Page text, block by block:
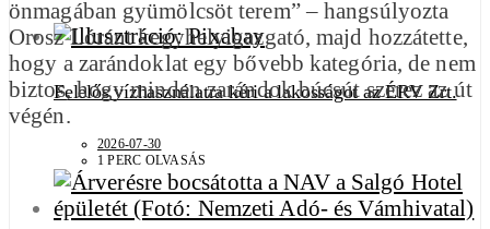
Felelős vízhasználatra kéri a lakosságot az ÉRV Zrt.
2026-07-30
1 PERC OLVASÁS
önmagában gyümölcsöt terem” – hangsúlyozta
Orosz Lóránt kegyhelyigazgató, majd hozzátette,
hogy a zarándoklat egy bővebb kategória, de nem
biztos, hogy minden zarándok búcsút szerez az út
végén.